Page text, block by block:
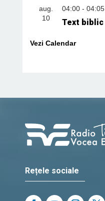
aug.
10
04:00- 04:05
Text biblic
Vezi Calendar
Rețele sociale